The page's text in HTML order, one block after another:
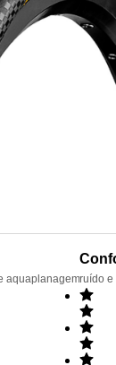
aquaplanagemruído e